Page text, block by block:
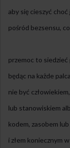
aby się cieszyć
pośród bezsensu,
przemoc to siedzieć
będąc na każde
nie być
lub stanowiskiem
kodem, zasobem
i złem koniecznym